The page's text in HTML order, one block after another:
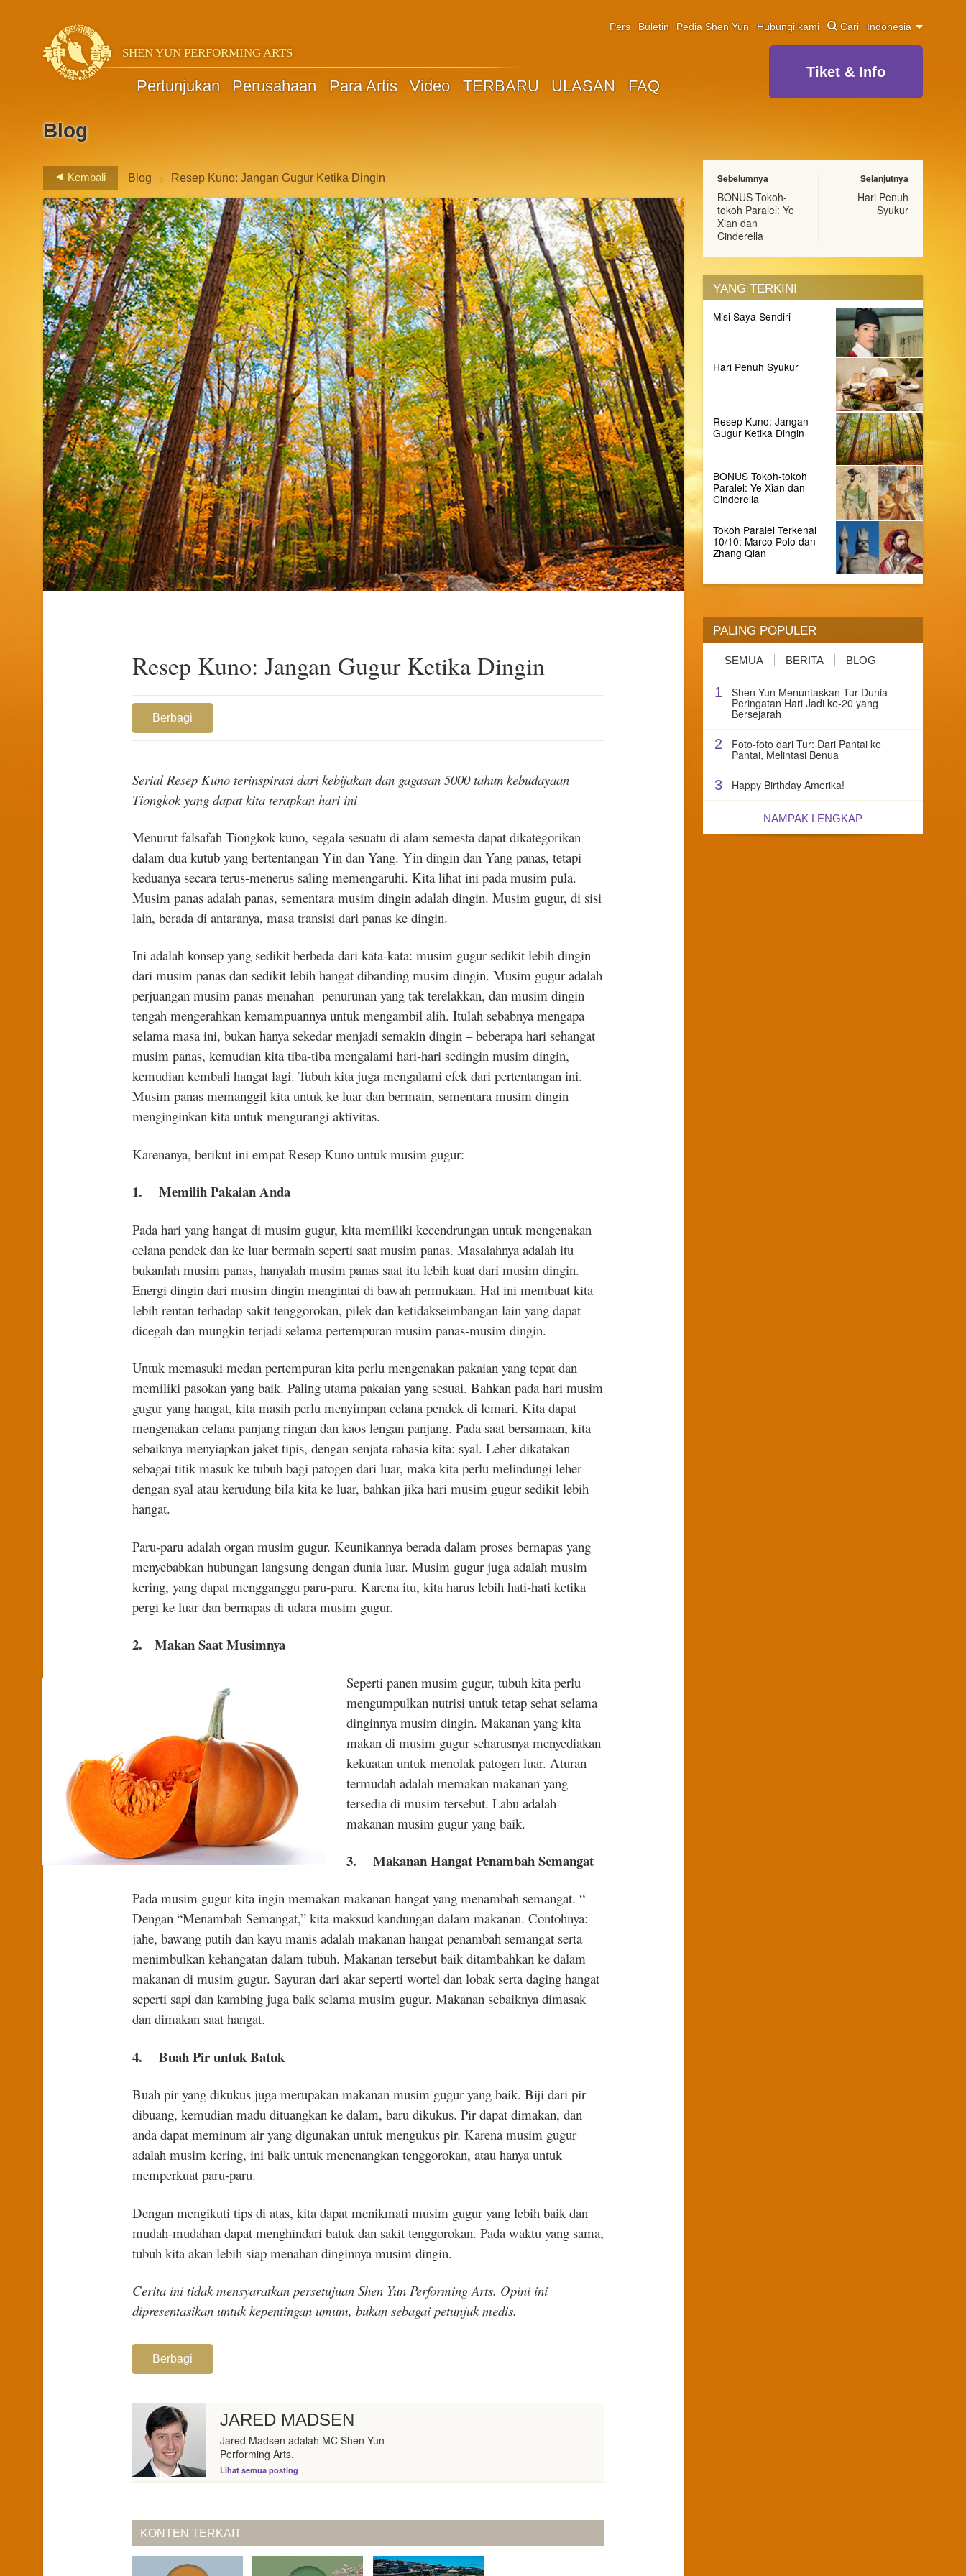
SHEN YUN PERFORMING ARTS
Pertunjukan Perusahaan Para Artis Video TERBARU ULASAN FAQ
Pers Buletin Pedia Shen Yun Hubungi kami Cari Indonesia
Tiket & Info
Blog
Kembali Blog > Resep Kuno: Jangan Gugur Ketika Dingin
Resep Kuno: Jangan Gugur Ketika Dingin
Berbagi
Serial Resep Kuno terinspirasi dari kebijakan dan gagasan 5000 tahun kebudayaan
Tiongkok yang dapat kita terapkan hari ini
Menurut falsafah Tiongkok kuno, segala sesuatu di alam semesta dapat dikategorikan
dalam dua kutub yang bertentangan Yin dan Yang. Yin dingin dan Yang panas, tetapi
keduanya secara terus-menerus saling memengaruhi. Kita lihat ini pada musim pula.
Musim panas adalah panas, sementara musim dingin adalah dingin. Musim gugur, di sisi
lain, berada di antaranya, masa transisi dari panas ke dingin.
Ini adalah konsep yang sedikit berbeda dari kata-kata: musim gugur sedikit lebih dingin
dari musim panas dan sedikit lebih hangat dibanding musim dingin. Musim gugur adalah
perjuangan musim panas menahan penurunan yang tak terelakkan, dan musim dingin
tengah mengerahkan kemampuannya untuk mengambil alih. Itulah sebabnya mengapa
selama masa ini, bukan hanya sekedar menjadi semakin dingin – beberapa hari sehangat
musim panas, kemudian kita tiba-tiba mengalami hari-hari sedingin musim dingin,
kemudian kembali hangat lagi. Tubuh kita juga mengalami efek dari pertentangan ini.
Musim panas memanggil kita untuk ke luar dan bermain, sementara musim dingin
menginginkan kita untuk mengurangi aktivitas.
Karenanya, berikut ini empat Resep Kuno untuk musim gugur:
1. Memilih Pakaian Anda
Pada hari yang hangat di musim gugur, kita memiliki kecendrungan untuk mengenakan
celana pendek dan ke luar bermain seperti saat musim panas. Masalahnya adalah itu
bukanlah musim panas, hanyalah musim panas saat itu lebih kuat dari musim dingin.
Energi dingin dari musim dingin mengintai di bawah permukaan. Hal ini membuat kita
lebih rentan terhadap sakit tenggorokan, pilek dan ketidakseimbangan lain yang dapat
dicegah dan mungkin terjadi selama pertempuran musim panas-musim dingin.
Untuk memasuki medan pertempuran kita perlu mengenakan pakaian yang tepat dan
memiliki pasokan yang baik. Paling utama pakaian yang sesuai. Bahkan pada hari musim
gugur yang hangat, kita masih perlu menyimpan celana pendek di lemari. Kita dapat
mengenakan celana panjang ringan dan kaos lengan panjang. Pada saat bersamaan, kita
sebaiknya menyiapkan jaket tipis, dengan senjata rahasia kita: syal. Leher dikatakan
sebagai titik masuk ke tubuh bagi patogen dari luar, maka kita perlu melindungi leher
dengan syal atau kerudung bila kita ke luar, bahkan jika hari musim gugur sedikit lebih
hangat.
Paru-paru adalah organ musim gugur. Keunikannya berada dalam proses bernapas yang
menyebabkan hubungan langsung dengan dunia luar. Musim gugur juga adalah musim
kering, yang dapat mengganggu paru-paru. Karena itu, kita harus lebih hati-hati ketika
pergi ke luar dan bernapas di udara musim gugur.
2. Makan Saat Musimnya
Seperti panen musim gugur, tubuh kita perlu
mengumpulkan nutrisi untuk tetap sehat selama
dinginnya musim dingin. Makanan yang kita
makan di musim gugur seharusnya menyediakan
kekuatan untuk menolak patogen luar. Aturan
termudah adalah memakan makanan yang
tersedia di musim tersebut. Labu adalah
makanan musim gugur yang baik.
3. Makanan Hangat Penambah Semangat
Pada musim gugur kita ingin memakan makanan hangat yang menambah semangat. “
Dengan “Menambah Semangat,” kita maksud kandungan dalam makanan. Contohnya:
jahe, bawang putih dan kayu manis adalah makanan hangat penambah semangat serta
menimbulkan kehangatan dalam tubuh. Makanan tersebut baik ditambahkan ke dalam
makanan di musim gugur. Sayuran dari akar seperti wortel dan lobak serta daging hangat
seperti sapi dan kambing juga baik selama musim gugur. Makanan sebaiknya dimasak
dan dimakan saat hangat.
4. Buah Pir untuk Batuk
Buah pir yang dikukus juga merupakan makanan musim gugur yang baik. Biji dari pir
dibuang, kemudian madu dituangkan ke dalam, baru dikukus. Pir dapat dimakan, dan
anda dapat meminum air yang digunakan untuk mengukus pir. Karena musim gugur
adalah musim kering, ini baik untuk menenangkan tenggorokan, atau hanya untuk
memperkuat paru-paru.
Dengan mengikuti tips di atas, kita dapat menikmati musim gugur yang lebih baik dan
mudah-mudahan dapat menghindari batuk dan sakit tenggorokan. Pada waktu yang sama,
tubuh kita akan lebih siap menahan dinginnya musim dingin.
Cerita ini tidak mensyaratkan persetujuan Shen Yun Performing Arts. Opini ini
dipresentasikan untuk kepentingan umum, bukan sebagai petunjuk medis.
Berbagi
JARED MADSEN
Jared Madsen adalah MC Shen Yun
Performing Arts.
Lihat semua posting
KONTEN TERKAIT
Sebelumnya
BONUS Tokoh-
tokoh Paralel: Ye
Xian dan
Cinderella
Selanjutnya
Hari Penuh
Syukur
YANG TERKINI
Misi Saya Sendiri
Hari Penuh Syukur
Resep Kuno: Jangan
Gugur Ketika Dingin
BONUS Tokoh-tokoh
Paralel: Ye Xian dan
Cinderella
Tokoh Paralel Terkenal
10/10: Marco Polo dan
Zhang Qian
PALING POPULER
SEMUA BERITA BLOG
1 Shen Yun Menuntaskan Tur Dunia
Peringatan Hari Jadi ke-20 yang
Bersejarah
2 Foto-foto dari Tur: Dari Pantai ke
Pantai, Melintasi Benua
3 Happy Birthday Amerika!
NAMPAK LENGKAP